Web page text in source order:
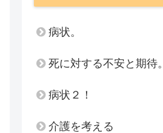
病状。
死に対する不安と期待。
病状２！
介護を考える